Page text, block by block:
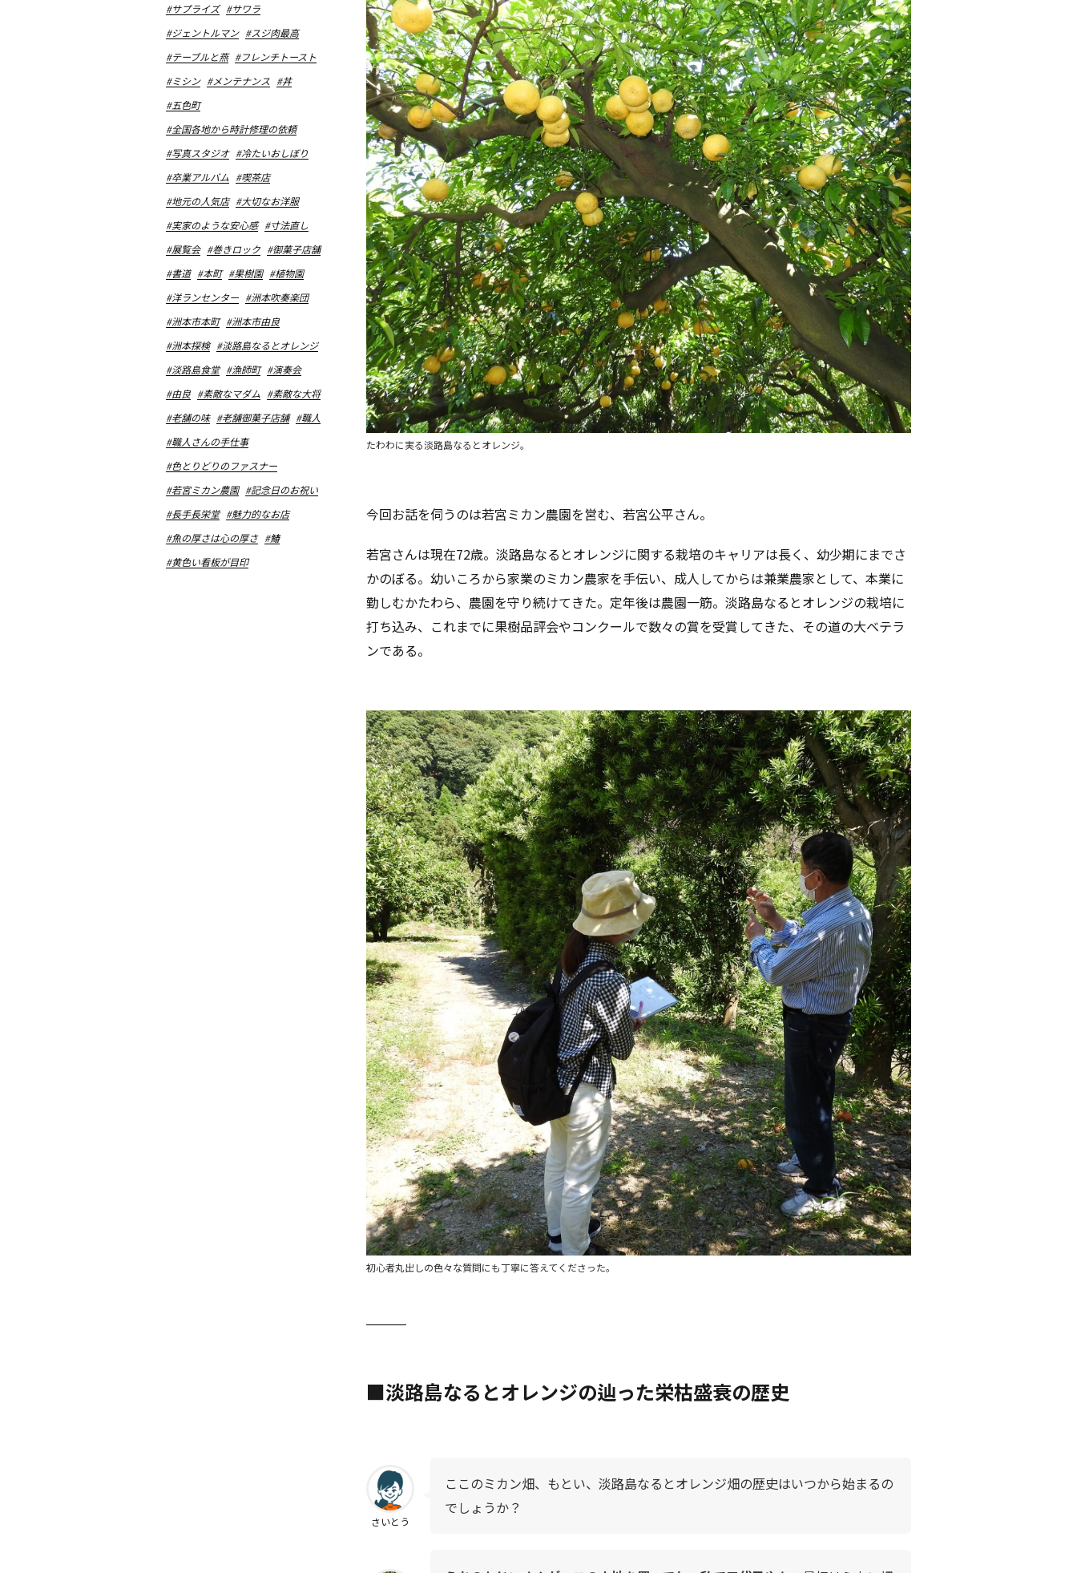
#サプライズ #サワラ
#ジェントルマン #スジ肉最高
#テーブルと燕 #フレンチトースト
#ミシン #メンテナンス #丼
#五色町
#全国各地から時計修理の依頼
#写真スタジオ #冷たいおしぼり
#卒業アルバム #喫茶店
#地元の人気店 #大切なお洋服
#実家のような安心感 #寸法直し
#展覧会 #巻きロック #御菓子店舗
#書道 #本町 #果樹園 #植物園
#洋ランセンター #洲本吹奏楽団
#洲本市本町 #洲本市由良
#洲本探検 #淡路島なるとオレンジ
#淡路島食堂 #漁師町 #演奏会
#由良 #素敵なマダム #素敵な大将
#老舗の味 #老舗御菓子店舗 #職人
#職人さんの手仕事
#色とりどりのファスナー
#若宮ミカン農園 #記念日のお祝い
#長手長栄堂 #魅力的なお店
#魚の厚さは心の厚さ #鰆
#黄色い看板が目印
たわわに実る淡路島なるとオレンジ。
今回お話を伺うのは若宮ミカン農園を営む、若宮公平さん。
若宮さんは現在72歳。淡路島なるとオレンジに関する栽培のキャリアは長く、幼少期にまでさ
かのぼる。幼いころから家業のミカン農家を手伝い、成人してからは兼業農家として、本業に
勤しむかたわら、農園を守り続けてきた。定年後は農園一筋。淡路島なるとオレンジの栽培に
打ち込み、これまでに果樹品評会やコンクールで数々の賞を受賞してきた、その道の大ベテラ
ンである。
初心者丸出しの色々な質問にも丁寧に答えてくださった。
■淡路島なるとオレンジの辿った栄枯盛衰の歴史
さいとう
ここのミカン畑、もとい、淡路島なるとオレンジ畑の歴史はいつから始まるの
でしょうか？